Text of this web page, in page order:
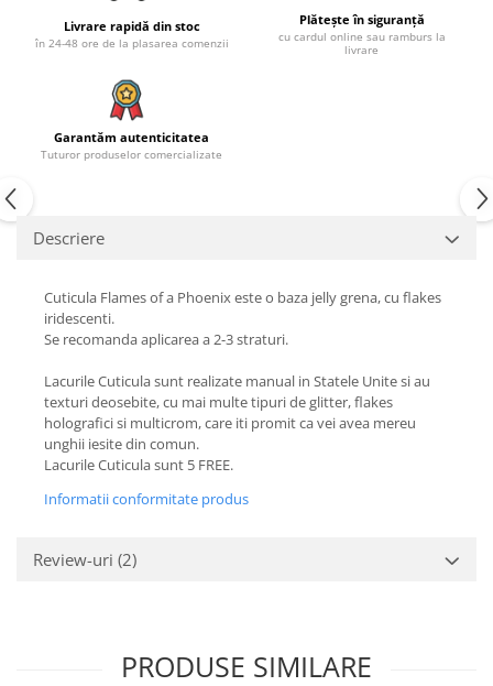
Livrare rapidă din stoc
în 24-48 ore de la plasarea comenzii
Plătește în siguranță
cu cardul online sau ramburs la
livrare
Garantăm autenticitatea
Tuturor produselor comercializate
Descriere
Cuticula Flames of a Phoenix este o baza jelly grena, cu flakes
iridescenti.
Se recomanda aplicarea a 2-3 straturi.
Lacurile Cuticula sunt realizate manual in Statele Unite si au
texturi deosebite, cu mai multe tipuri de glitter, flakes
holografici si multicrom, care iti promit ca vei avea mereu
unghii iesite din comun.
Lacurile Cuticula sunt 5 FREE.
Informatii conformitate produs
Review-uri (2)
PRODUSE SIMILARE